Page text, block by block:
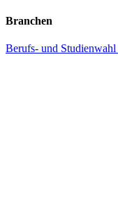
Branchen
Berufs- und Studienwahl